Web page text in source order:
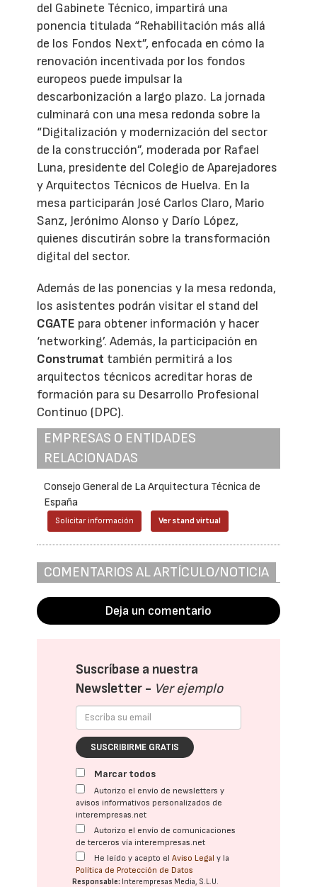
del Gabinete Técnico, impartirá una
ponencia titulada “Rehabilitación más allá
de los Fondos Next”, enfocada en cómo la
renovación incentivada por los fondos
europeos puede impulsar la
descarbonización a largo plazo. La jornada
culminará con una mesa redonda sobre la
“Digitalización y modernización del sector
de la construcción”, moderada por Rafael
Luna, presidente del Colegio de Aparejadores
y Arquitectos Técnicos de Huelva. En la
mesa participarán José Carlos Claro, Mario
Sanz, Jerónimo Alonso y Darío López,
quienes discutirán sobre la transformación
digital del sector.
Además de las ponencias y la mesa redonda,
los asistentes podrán visitar el stand del
CGATE para obtener información y hacer
‘networking’. Además, la participación en
Construmat también permitirá a los
arquitectos técnicos acreditar horas de
formación para su Desarrollo Profesional
Continuo (DPC).
EMPRESAS O ENTIDADES
RELACIONADAS
Consejo General de La Arquitectura Técnica de
España
Solicitar información Ver stand virtual
COMENTARIOS AL ARTÍCULO/NOTICIA
Deja un comentario
Suscríbase a nuestra
Newsletter - Ver ejemplo
SUSCRIBIRME GRATIS
Marcar todos
Autorizo el envío de newsletters y
avisos informativos personalizados de
interempresas.net
Autorizo el envío de comunicaciones
de terceros vía interempresas.net
He leído y acepto elAviso Legal y la
Política de Protección de Datos
Responsable: Interempresas Media, S.L.U.